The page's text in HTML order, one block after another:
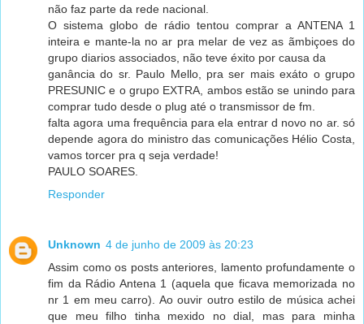
não faz parte da rede nacional.
O sistema globo de rádio tentou comprar a ANTENA 1
inteira e mante-la no ar pra melar de vez as ãmbiçoes do
grupo diarios associados, não teve éxito por causa da
ganância do sr. Paulo Mello, pra ser mais exáto o grupo
PRESUNIC e o grupo EXTRA, ambos estão se unindo para
comprar tudo desde o plug até o transmissor de fm.
falta agora uma frequência para ela entrar d novo no ar. só
depende agora do ministro das comunicações Hélio Costa,
vamos torcer pra q seja verdade!
PAULO SOARES.
Responder
Unknown 4 de junho de 2009 às 20:23
Assim como os posts anteriores, lamento profundamente o
fim da Rádio Antena 1 (aquela que ficava memorizada no
nr 1 em meu carro). Ao ouvir outro estilo de música achei
que meu filho tinha mexido no dial, mas para minha